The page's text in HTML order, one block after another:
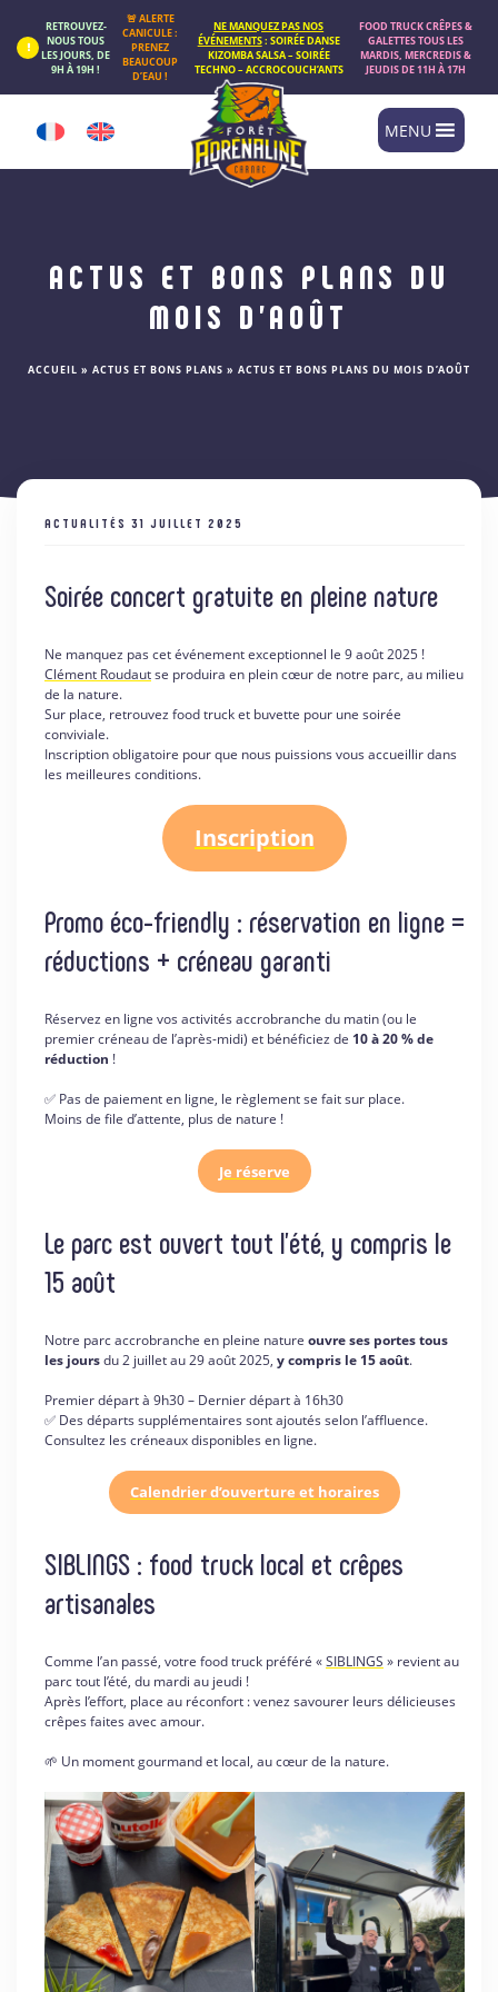
RETROUVEZ-
NOUS TOUS
LES JOURS, DE
9H À 19H !
🚨 ALERTE
CANICULE :
PRENEZ
BEAUCOUP
D’EAU !
NE MANQUEZ PAS NOS
ÉVÉNEMENTS: SOIRÉE DANSE
KIZOMBA SALSA – SOIRÉE
TECHNO – ACCROCOUCH’ANTS
FOOD TRUCK CRÊPES &
GALETTES TOUS LES
MARDIS, MERCREDIS &
JEUDIS DE 11H À 17H
MENU
ACTUS ET BONS PLANS DU
MOIS D’AOÛT
ACCUEIL » ACTUS ET BONS PLANS » ACTUS ET BONS PLANS DU MOIS D’AOÛT
ACTUALITÉS 31 JUILLET 2025
Soirée concert gratuite en pleine nature
Ne manquez pas cet événement exceptionnel le 9 août 2025 !
Clément Roudautse produira en plein cœur de notre parc, au milieu
de la nature.
Sur place, retrouvez food truck et buvette pour une soirée
conviviale.
Inscription obligatoire pour que nous puissions vous accueillir dans
les meilleures conditions.
Inscription
Promo éco-friendly : réservation en ligne =
réductions + créneau garanti
Réservez en ligne vos activités accrobranche du matin (ou le
premier créneau de l’après-midi) et bénéficiez de 10 à 20 % de
réduction !
✅ Pas de paiement en ligne, le règlement se fait sur place.
Moins de file d’attente, plus de nature !
Je réserve
Le parc est ouvert tout l’été, y compris le
15 août
Notre parc accrobranche en pleine nature ouvre ses portes tous
les joursdu 2 juillet au 29 août 2025, y compris le 15 août.
Premier départ à 9h30 – Dernier départ à 16h30
✅ Des départs supplémentaires sont ajoutés selon l’affluence.
Consultez les créneaux disponibles en ligne.
Calendrier d’ouverture et horaires
SIBLINGS : food truck local et crêpes
artisanales
Comme l’an passé, votre food truck préféré «SIBLINGS » revient au
parc tout l’été, du mardi au jeudi !
Après l’effort, place au réconfort : venez savourer leurs délicieuses
crêpes faites avec amour.
🌱 Un moment gourmand et local, au cœur de la nature.
Panneau de gestion des cookies